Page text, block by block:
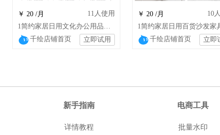
￥ 20 /月 11 人使用
1简约家居日用文化办公用品家居装饰店铺设计
千绘店铺首页
立即试用
￥ 20 /月 10
千绘店铺首页 立即
新手指南 电商工具
详情教程
批量水印